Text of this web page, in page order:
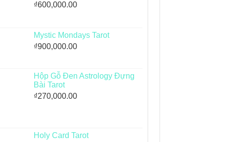
₫600,000.00
Mystic Mondays Tarot
₫900,000.00
Hộp Gỗ Đen Astrology Đựng
Bài Tarot
₫270,000.00
Holy Card Tarot